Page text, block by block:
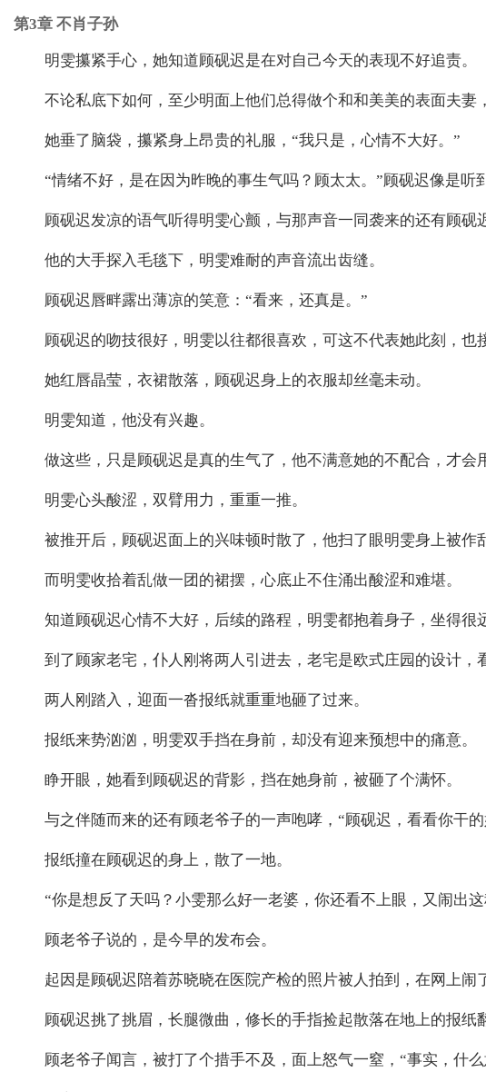
第3章 不肖子孙
明雯攥紧手心，她知道顾砚迟是在对自己今天的表现不好追责。
不论私底下如何，至少明面上他们总得做个和和美美的表面夫妻
她垂了脑袋，攥紧身上昂贵的礼服，“我只是，心情不大好。”
“情绪不好，是在因为昨晚的事生气吗？顾太太。”顾砚迟像是听
顾砚迟发凉的语气听得明雯心颤，与那声音一同袭来的还有顾砚
他的大手探入毛毯下，明雯难耐的声音流出齿缝。
顾砚迟唇畔露出薄凉的笑意：“看来，还真是。”
顾砚迟的吻技很好，明雯以往都很喜欢，可这不代表她此刻，也
她红唇晶莹，衣裙散落，顾砚迟身上的衣服却丝毫未动。
明雯知道，他没有兴趣。
做这些，只是顾砚迟是真的生气了，他不满意她的不配合，才会
明雯心头酸涩，双臂用力，重重一推。
被推开后，顾砚迟面上的兴味顿时散了，他扫了眼明雯身上被作
而明雯收拾着乱做一团的裙摆，心底止不住涌出酸涩和难堪。
知道顾砚迟心情不大好，后续的路程，明雯都抱着身子，坐得很
到了顾家老宅，仆人刚将两人引进去，老宅是欧式庄园的设计，
两人刚踏入，迎面一沓报纸就重重地砸了过来。
报纸来势汹汹，明雯双手挡在身前，却没有迎来预想中的痛意。
睁开眼，她看到顾砚迟的背影，挡在她身前，被砸了个满怀。
与之伴随而来的还有顾老爷子的一声咆哮，“顾砚迟，看看你干
报纸撞在顾砚迟的身上，散了一地。
“你是想反了天吗？小雯那么好一老婆，你还看不上眼，又闹出
顾老爷子说的，是今早的发布会。
起因是顾砚迟陪着苏晓晓在医院产检的照片被人拍到，在网上闹
顾砚迟挑了挑眉，长腿微曲，修长的手指捡起散落在地上的报
顾老爷子闻言，被打了个措手不及，面上怒气一窒，“事实，什